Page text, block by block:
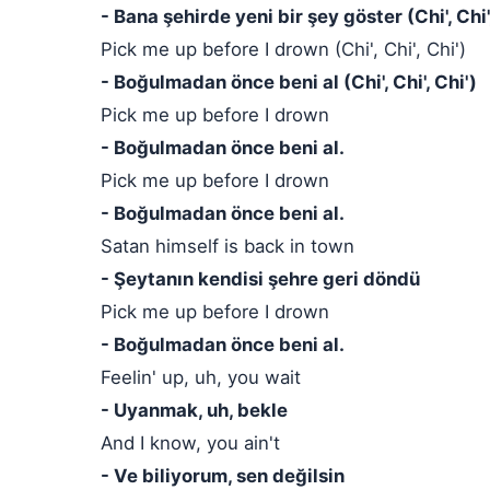
- Bana şehirde yeni bir şey göster (Chi',
Pick me up before I drown (Chi', Chi', Chi')
- Boğulmadan önce beni al (Chi', Chi', Chi')
Pick me up before I drown
- Boğulmadan önce beni al.
Pick me up before I drown
- Boğulmadan önce beni al.
Satan himself is back in town
- Şeytanın kendisi şehre geri döndü
Pick me up before I drown
- Boğulmadan önce beni al.
Feelin' up, uh, you wait
- Uyanmak, uh, bekle
And I know, you ain't
- Ve biliyorum, sen değilsin